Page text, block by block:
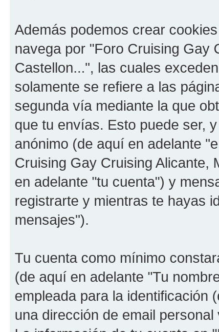
Además podemos crear
navega por "Foro Cruising Gay
Castellon...", las cuales
solamente se refiere a las
segunda vía mediante la que
que tu envías. Esto puede ser,
anónimo (de aquí en adelante
Cruising Gay Cruising Alicante,
en adelante "tu cuenta") y
registrarte y mientras te hayas
mensajes").
Tu cuenta como mínimo
(de aquí en adelante "Tu
empleada para la identificación
una dirección de email